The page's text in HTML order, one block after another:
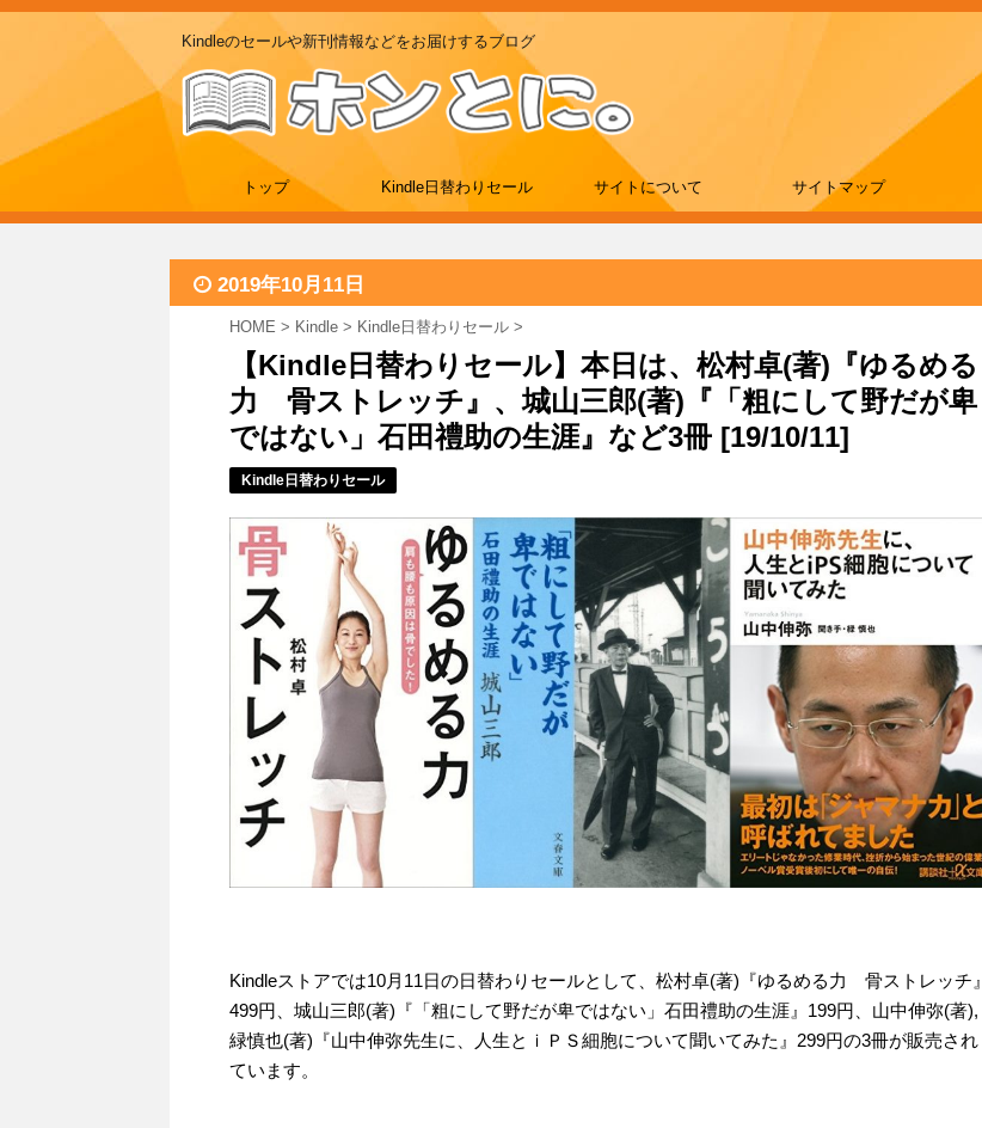
Kindleのセールや新刊情報などをお届けするブログ
トップ Kindle日替わりセール サイトについて サイトマップ
2019年10月11日
HOME > Kindle > Kindle日替わりセール >
【Kindle日替わりセール】本日は、松村卓(著)『ゆるめる
力 骨ストレッチ』、城山三郎(著)『「粗にして野だが卑
ではない」石田禮助の生涯』など3冊 [19/10/11]
Kindle日替わりセール
Kindleストアでは10月11日の日替わりセールとして、松村卓(著)『ゆるめる力 骨ストレッチ』
499円、城山三郎(著)『「粗にして野だが卑ではない」石田禮助の生涯』199円、山中伸弥(著),
緑慎也(著)『山中伸弥先生に、人生とｉＰＳ細胞について聞いてみた』299円の3冊が販売され
ています。